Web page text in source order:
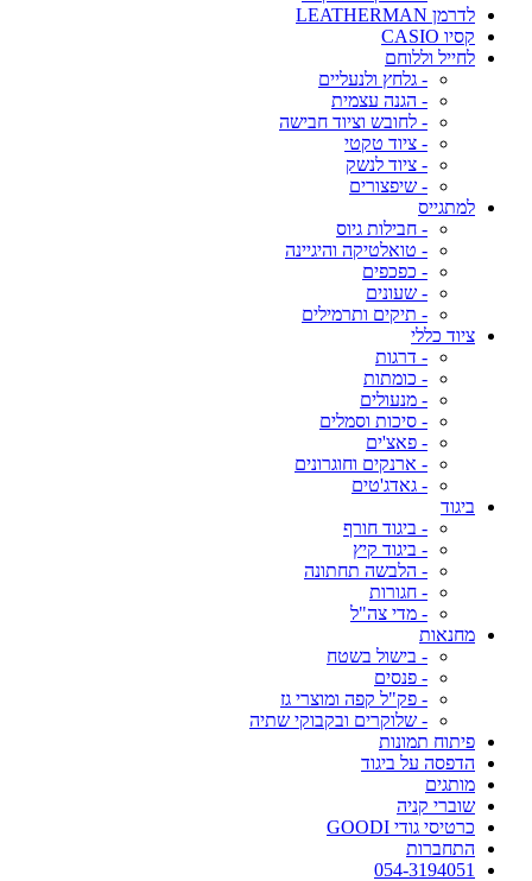
לדרמן LEATHERMAN
קסיו CASIO
לחייל וללוחם
- גלחץ ולנעליים
- הגנה עצמית
- לחובש וציוד חבישה
- ציוד טקטי
- ציוד לנשק
- שיפצורים
למתגייס
- חבילות גיוס
- טואלטיקה והיגיינה
- כפכפים
- שעונים
- תיקים ותרמילים
ציוד כללי
- דרגות
- כומתות
- מנעולים
- סיכות וסמלים
- פאצ'ים
- ארנקים וחוגרונים
- גאדג'טים
ביגוד
- ביגוד חורף
- ביגוד קיץ
- הלבשה תחתונה
- חגורות
- מדי צה"ל
מחנאות
- בישול בשטח
- פנסים
- פק"ל קפה ומוצרי גז
- שלוקרים ובקבוקי שתיה
פיתוח תמונות
הדפסה על ביגוד
מותגים
שוברי קניה
כרטיסי גודי GOODI
התחברות
054-3194051